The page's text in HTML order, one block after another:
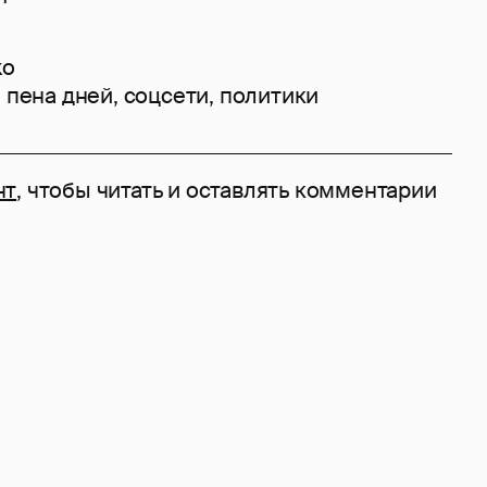
пена дней, соцсети, политики
, чтобы читать и оставлять комментарии